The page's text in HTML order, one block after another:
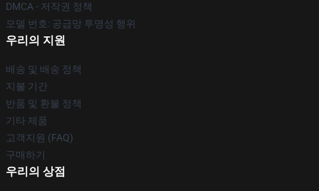
DMCA - 저작권 정책
모델 번호: 공급망 투명성 행위
우리의 지원
배송 및 배송 정책
지불 기간
반품 및 환불 정책
기타 제품
고객지원 (FAQ)
구매하기
우리의 상점